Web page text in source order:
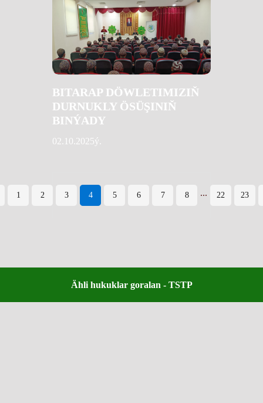
BITARAP DÖWLETIMIZIŇ
DURNUKLY ÖSÜŞINIŇ
BINÝADY
02.10.2025ý.
1 2 3 4 5 6 7 8 ... 22 23
Ähli hukuklar goralan - TSTP